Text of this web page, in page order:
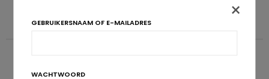
×
GEBRUIKERSNAAM OF E-MAILADRES
WACHTWOORD